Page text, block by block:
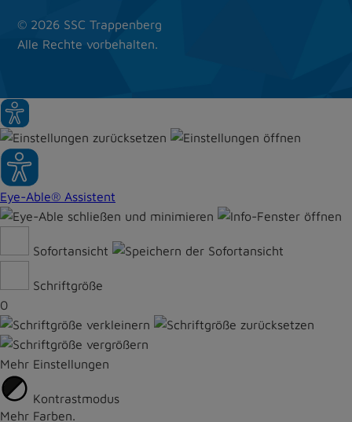
© 2026 SSC Trappenberg
Alle Rechte vorbehalten.